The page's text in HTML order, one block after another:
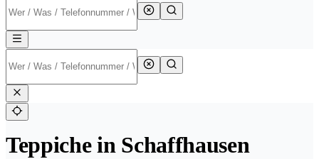
Teppiche in Schaffhausen